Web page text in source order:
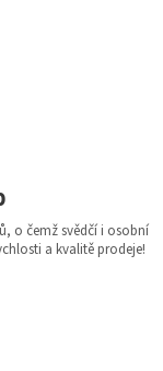
o čemž svědčí i osobní
a kvalitě prodeje!